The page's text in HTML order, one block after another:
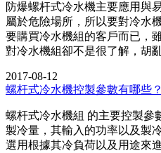
防爆螺杆式冷水機主要應用與
屬於危險場所，所以要對冷水
要購買冷水機組的客戶而已，
對冷水機組卻不是很了解，胡
2017-08-12
螺杆式冷水機控製參數有哪些？
螺杆式冷水機組 的主要控製參
製冷量，其輸入的功率以及製
選用根據其冷負荷以及用途來